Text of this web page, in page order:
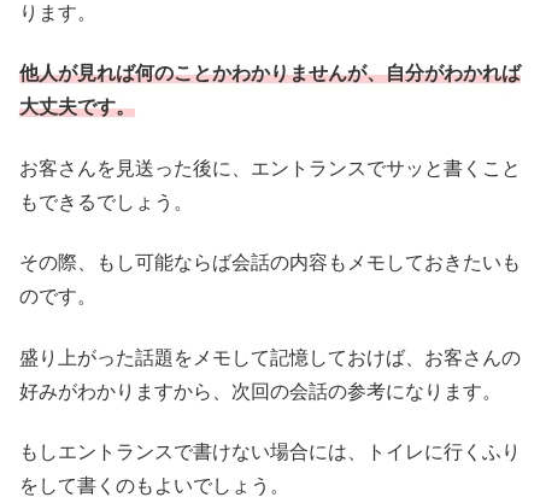
ります。
他人が見れば何のことかわかりませんが、自分がわかれば
大丈夫です。
お客さんを見送った後に、エントランスでサッと書くこと
もできるでしょう。
その際、もし可能ならば会話の内容もメモしておきたいも
のです。
盛り上がった話題をメモして記憶しておけば、お客さんの
好みがわかりますから、次回の会話の参考になります。
もしエントランスで書けない場合には、トイレに行くふり
をして書くのもよいでしょう。